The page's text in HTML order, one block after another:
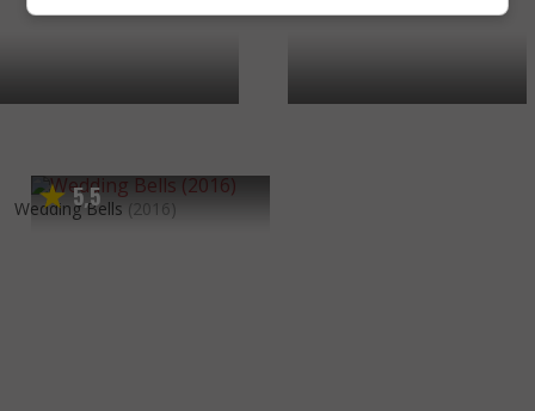
5,5
Wedding Bells (2016)